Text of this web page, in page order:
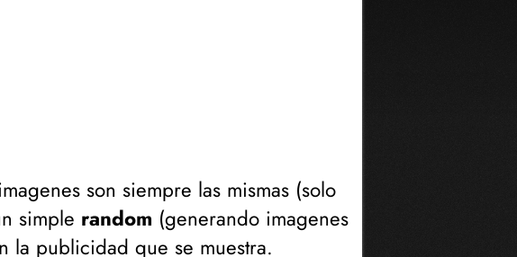
son siempre las mismas (solo
simple random (generando imagenes
la publicidad que se muestra.